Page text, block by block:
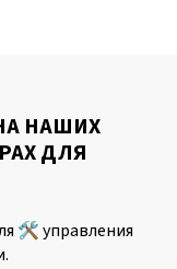
НАШИХ
ДЛЯ
🛠️ управления